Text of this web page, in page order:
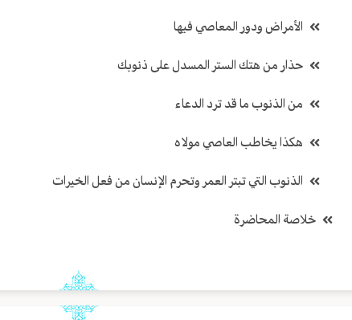
الأمراض ودور المعاصي فيها
حذار من هتك الستر المسدل على ذنوبك
من الذنوب ما قد ترد الدعاء
هكذا يخاطب العاصي مولاه
الذنوب التي تبتر العمر وتحرم الإنسان من فعل الخيرات
خلاصة المحاضرة